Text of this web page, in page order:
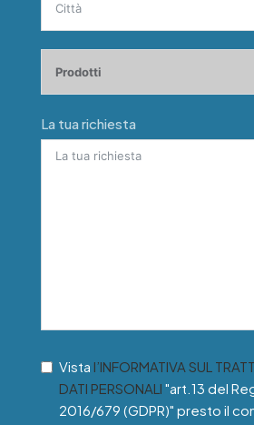
La tua richiesta
Vista l’INFORMATIVA SUL
DATI PERSONALI "art.13 del
2016/679 (GDPR)" presto il